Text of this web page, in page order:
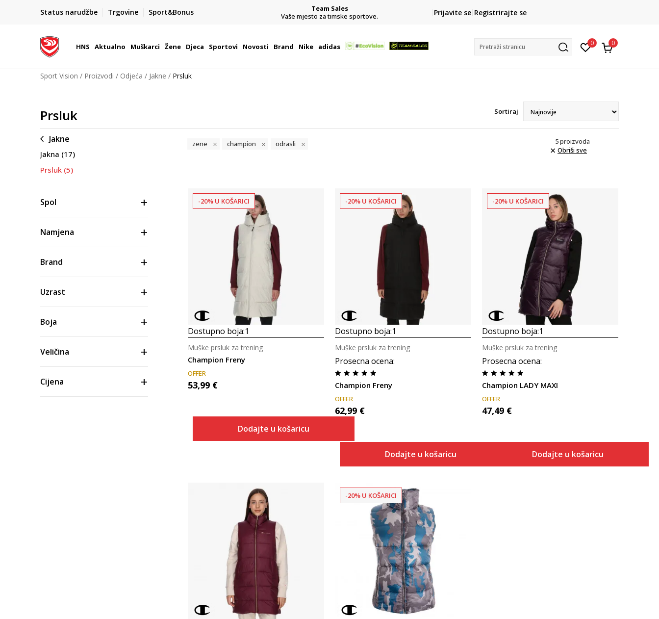
Status narudžbe Trgovine Sport&Bonus
BOX NOW
Dostava 1,50 €
| Više od 800 paketomata u Hrvatskoj
Team Sales
Vaše mjesto za timske sportove.
CLICK& COLLECT
besplatno preuzimanje u trgovini
Prijavite se Registrirajte se
HNS Aktualno Muškarci Žene Djeca Sportovi Novosti Brand Nike adidas Pretraži stranicu 0 0
Sport Vision Proizvodi Odjeća Jakne Prsluk
Prsluk Sortiraj
Jakne
Jakna (17)
Prsluk (5)
Spol
Namjena
Brand
Uzrast
Boja
Veličina
Cijena
zene champion odrasli 5proizvoda
Obriši sve
Uporedi
-20% U KOŠARICI
Dostupno boja:1
Champion Freny
Muške prsluk za trening
OFFER
53,99 €
Dodajte u košaricu
-20% U KOŠARICI
Dostupno boja:1
Prosecna ocena:
Champion Freny
Muške prsluk za trening
OFFER
62,99 €
Dodajte u košaricu
Uporedi
-20% U KOŠARICI
Dostupno boja:1
Prosecna ocena:
Champion LADY MAXI
Muške prsluk za trening
OFFER
47,49 €
Dodajte u košaricu
Uporedi
-20% U KOŠARICI